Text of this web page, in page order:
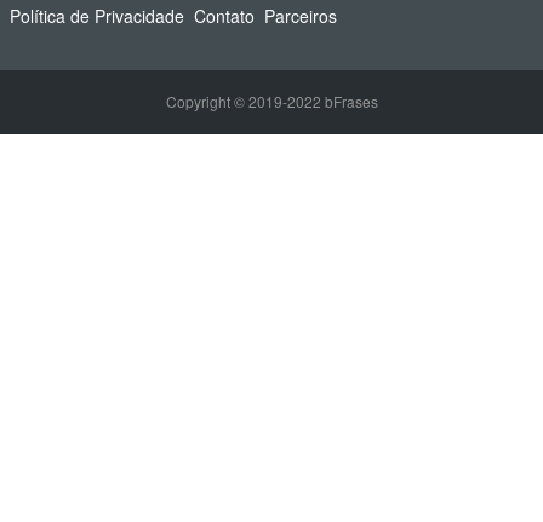
Política de Privacidade Contato Parceiros
Copyright © 2019-2022 bFrases